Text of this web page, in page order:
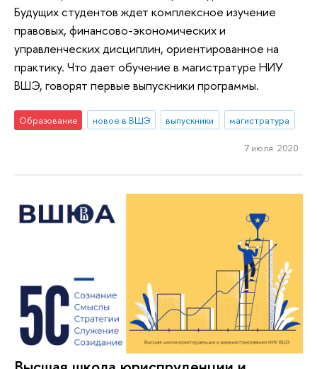
Будущих студентов ждет комплексное изучение
правовых, финансово-экономических и
управленческих дисциплин, ориентированное на
практику. Что дает обучение в магистратуре НИУ
ВШЭ, говорят первые выпускники программы.
Образование новое в ВШЭ выпускники магистратура
7 июля 2020